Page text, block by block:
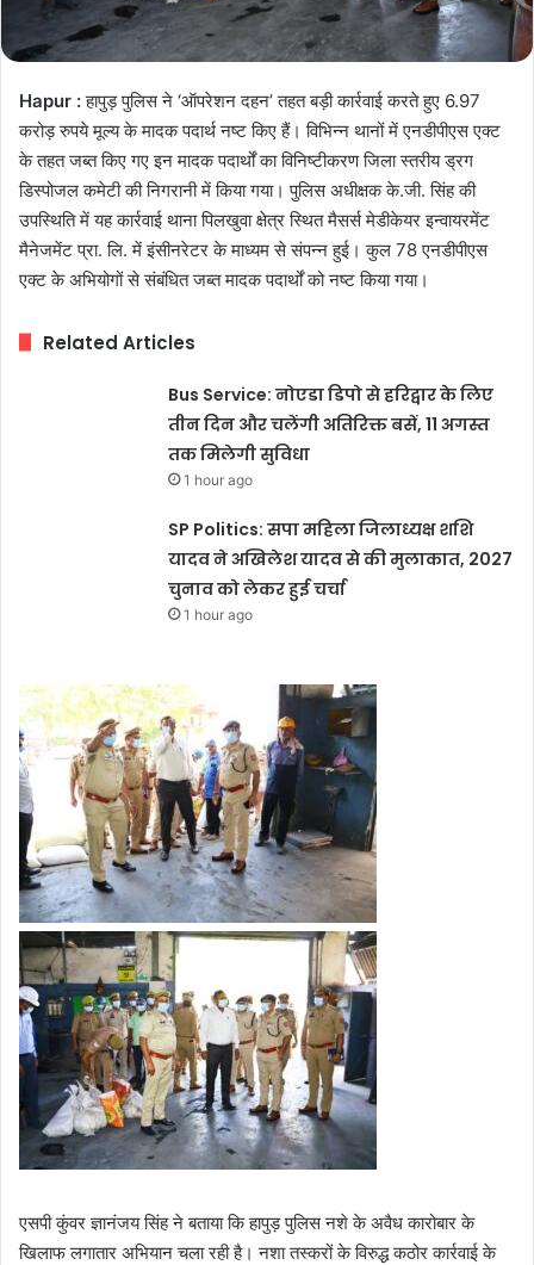
Hapur :हापुड़ पुलिस ने ‘ऑपरेशन दहन’ तहत बड़ी कार्रवाई करते हुए 6.97
करोड़ रुपये मूल्य के मादक पदार्थ नष्ट किए हैं। विभिन्न थानों में एनडीपीएस एक्ट
के तहत जब्त किए गए इन मादक पदार्थों का विनिष्टीकरण जिला स्तरीय ड्रग
डिस्पोजल कमेटी की निगरानी में किया गया। पुलिस अधीक्षक के.जी. सिंह की
उपस्थिति में यह कार्रवाई थाना पिलखुवा क्षेत्र स्थित मैसर्स मेडीकेयर इन्वायरमेंट
मैनेजमेंट प्रा. लि. में इंसीनरेटर के माध्यम से संपन्न हुई। कुल 78 एनडीपीएस
एक्ट के अभियोगों से संबंधित जब्त मादक पदार्थों को नष्ट किया गया।
Related Articles
Bus Service: नोएडा डिपो से हरिद्वार के लिए
तीन दिन और चलेंगी अतिरिक्त बसें, 11 अगस्त
तक मिलेगी सुविधा
1 hour ago
SP Politics: सपा महिला जिलाध्यक्ष शशि
यादव ने अखिलेश यादव से की मुलाकात, 2027
चुनाव को लेकर हुई चर्चा
1 hour ago
एसपी कुंवर ज्ञानंजय सिंह ने बताया कि हापुड़ पुलिस नशे के अवैध कारोबार के
खिलाफ लगातार अभियान चला रही है। नशा तस्करों के विरुद्ध कठोर कार्रवाई के